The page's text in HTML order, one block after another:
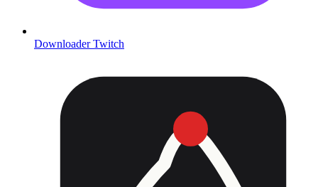
Downloader Twitch